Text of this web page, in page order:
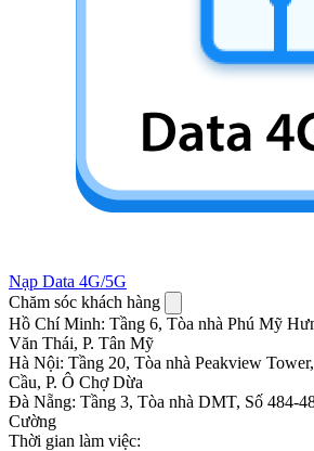
Nạp Data 4G/5G
Chăm sóc khách hàng
Hồ Chí Minh: Tầng 6, Tòa nhà Phú Mỹ
Văn Thái, P. Tân Mỹ
Hà Nội: Tầng 20, Tòa nhà Peakview
Cầu, P. Ô Chợ Dừa
Đà Nẵng: Tầng 3, Tòa nhà DMT, Số 484-
Cường
Thời gian làm việc: